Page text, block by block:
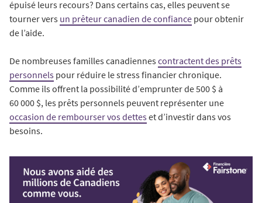
épuisé leurs recours? Dans certains cas, elles peuvent se
tourner vers un prêteur canadien de confiance pour obtenir
de l’aide.
De nombreuses familles canadiennescontractent des prêts
personnels pour réduire le stress financier chronique.
Comme ils offrent la possibilité d’emprunter de 500 $ à
60 000 $, les prêts personnels peuvent représenter une
occasion de rembourser vos dettes et d’investir dans vos
besoins.